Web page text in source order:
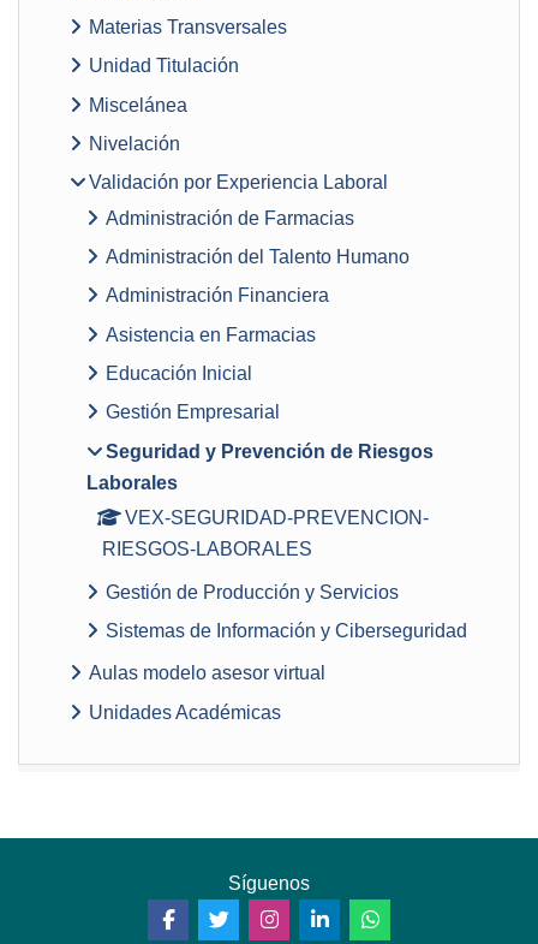
Materias Transversales
Unidad Titulación
Miscelánea
Nivelación
Validación por Experiencia Laboral
Administración de Farmacias
Administración del Talento Humano
Administración Financiera
Asistencia en Farmacias
Educación Inicial
Gestión Empresarial
Seguridad y Prevención de Riesgos
Laborales
VEX-SEGURIDAD-PREVENCION-
RIESGOS-LABORALES
Gestión de Producción y Servicios
Sistemas de Información y Ciberseguridad
Aulas modelo asesor virtual
Unidades Académicas
Síguenos